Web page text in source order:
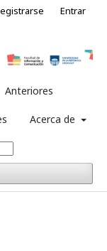
Anteriores
Acerca de
Entrar